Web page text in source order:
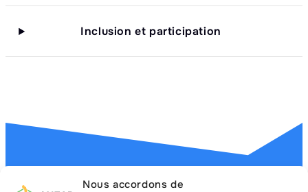
Nous accordons de
Inclusion et participation